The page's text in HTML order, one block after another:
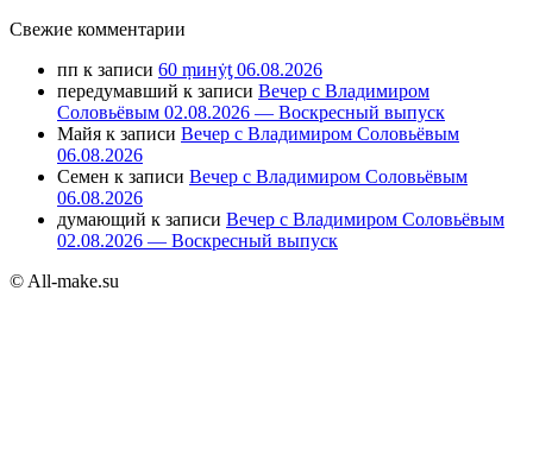
Свежие комментарии
пп к записи 60 ṃинẏƫ 06.08.2026
передумавший к записи Вечер с Владимиром
Соловьёвым 02.08.2026 — Воскресный выпуск
Майя к записи Вечер с Владимиром Соловьёвым
06.08.2026
Семен к записи Вечер с Владимиром Соловьёвым
06.08.2026
думающий к записи Вечер с Владимиром Соловьёвым
02.08.2026 — Воскресный выпуск
© All-make.su